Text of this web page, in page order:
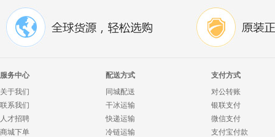
服务中心
关于我们
联系我们
人才招聘
商城下单
配送方式
同城配送
干冰运输
快递运输
冷链运输
支付方式
对公转账
银联支付
微信支付
支付宝付款